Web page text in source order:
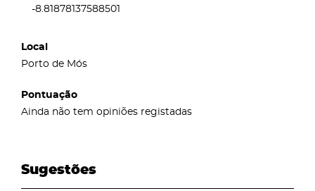
-8.81878137588501
Local
Porto de Mós
Pontuação
Ainda não tem opiniões registadas
Sugestões